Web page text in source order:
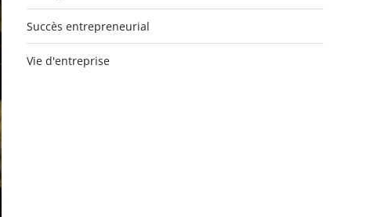
Succès entrepreneurial
Vie d'entreprise